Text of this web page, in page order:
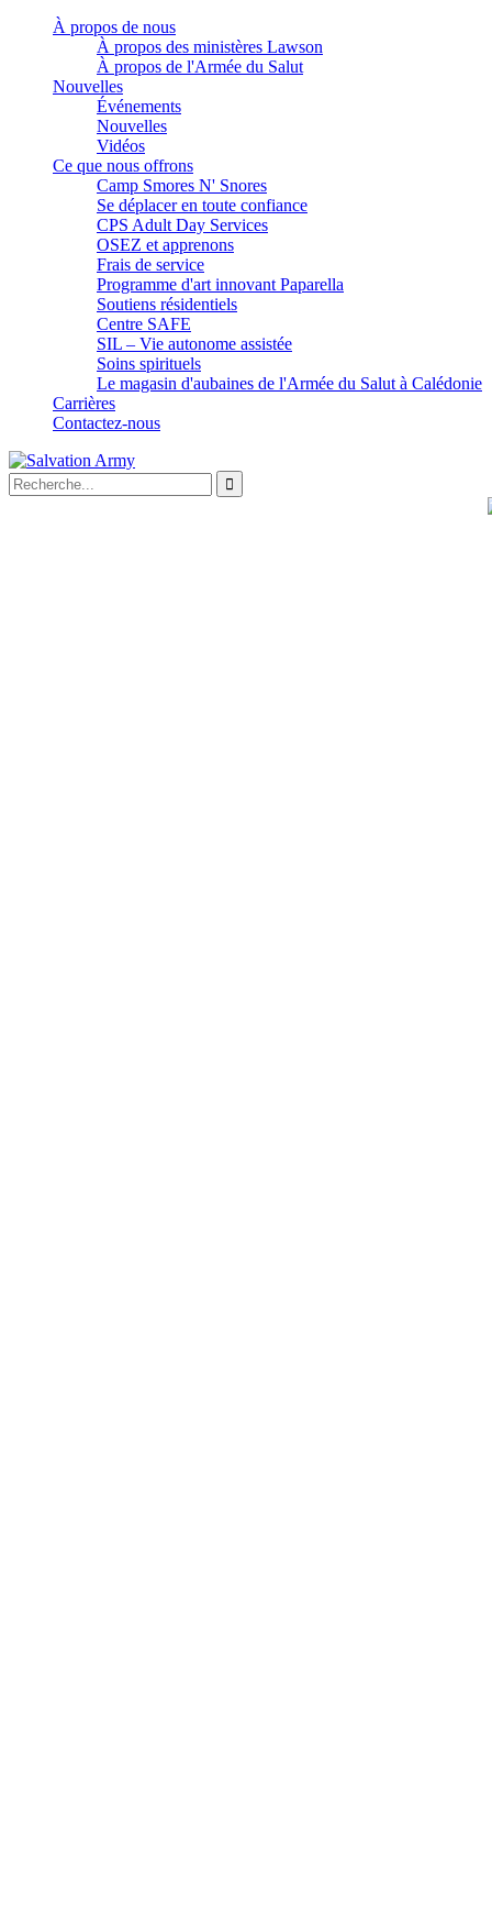
À propos de nous
À propos des ministères Lawson
À propos de l'Armée du Salut
Nouvelles
Événements
Nouvelles
Vidéos
Ce que nous offrons
Camp Smores N' Snores
Se déplacer en toute confiance
CPS Adult Day Services
OSEZ et apprenons
Frais de service
Programme d'art innovant Paparella
Soutiens résidentiels
Centre SAFE
SIL – Vie autonome assistée
Soins spirituels
Le magasin d'aubaines de l'Armée du Salut à Calédonie
Carrières
Contactez-nous